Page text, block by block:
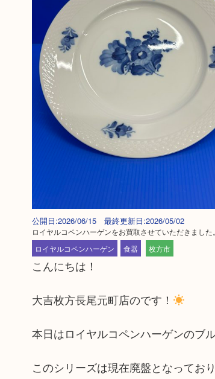
公開日:2026/06/15 最終更新日:2026/05/02
ロイヤルコペンハーゲンをお買取させていただきました。
ロイヤルコペンハーゲン
食器 枚方市
こんにちは！
大吉枚方長尾元町店のです！
本日はロイヤルコペンハーゲンのブ
このシリーズは現在廃盤となってお